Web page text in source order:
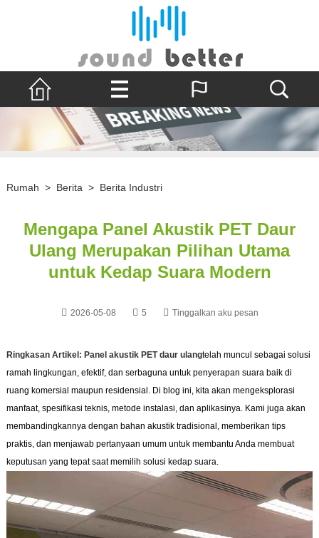
Rumah > Berita > Berita Industri
Mengapa Panel Akustik PET Daur
Ulang Merupakan Pilihan Utama
untuk Kedap Suara Modern
2026-05-08 5 Tinggalkan aku pesan
Ringkasan Artikel: Panel akustik PET daur ulangtelah muncul sebagai solusi
ramah lingkungan, efektif, dan serbaguna untuk penyerapan suara baik di
ruang komersial maupun residensial. Di blog ini, kita akan mengeksplorasi
manfaat, spesifikasi teknis, metode instalasi, dan aplikasinya. Kami juga akan
membandingkannya dengan bahan akustik tradisional, memberikan tips
praktis, dan menjawab pertanyaan umum untuk membantu Anda membuat
keputusan yang tepat saat memilih solusi kedap suara.